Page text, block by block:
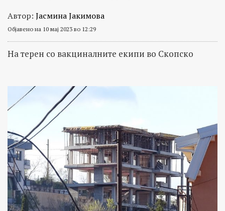
Автор: Јасмина Јакимова
Објавено на 10 мај 2023 во 12:29
На терен со вакциналните екипи во Скопско